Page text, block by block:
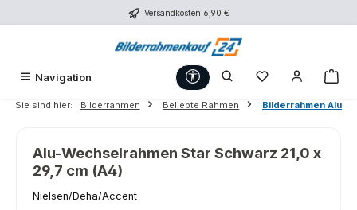
Zum Hauptinhalt springen Versandkosten 6,90 €
Navigation Werkzeugleiste anzeigen
Du hast 0
Sie sind hier: Bilderrahmen Beliebte Rahmen Bilderrahmen Alu
Alu-Wechselrahmen Star Schwarz 21,0 x
29,7 cm (A4)
Nielsen/Deha/Accent